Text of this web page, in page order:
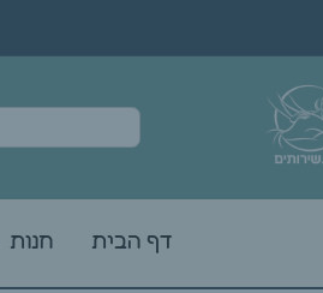
דף הבית חנות